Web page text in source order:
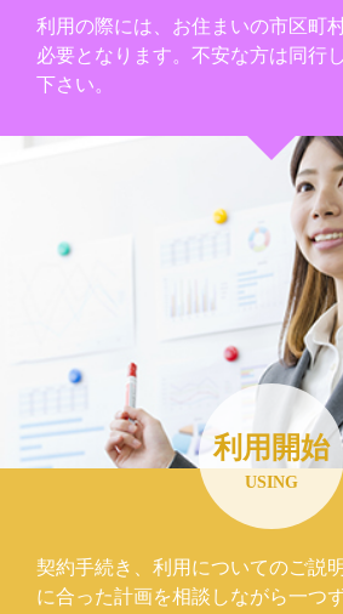
利用の際には、お住まいの市区町
必要となります。不安な方は同行
下さい。
利用開始
USING
契約手続き、利用についてのご説
に合った計画を相談しながら一つ